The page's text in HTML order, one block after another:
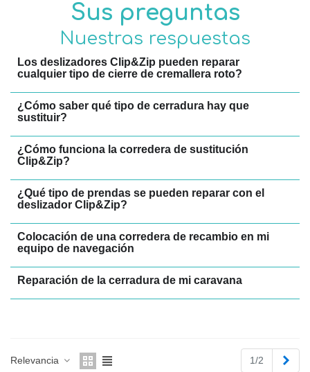
Sus preguntas
Nuestras respuestas
Los deslizadores Clip&Zip pueden reparar
cualquier tipo de cierre de cremallera roto?
¿Cómo saber qué tipo de cerradura hay que
sustituir?
¿Cómo funciona la corredera de sustitución
Clip&Zip?
¿Qué tipo de prendas se pueden reparar con el
deslizador Clip&Zip?
Colocación de una corredera de recambio en mi
equipo de navegación
Reparación de la cerradura de mi caravana
Relevancia 1/2